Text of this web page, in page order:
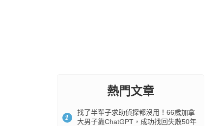
熱門文章
1
找了半輩子求助偵探都沒用！66歲加拿
大男子靠ChatGPT，成功找回失散50年